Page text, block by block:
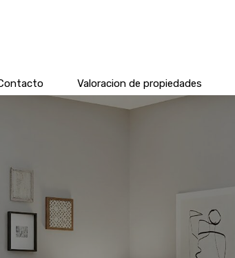
Valoracion de propiedades